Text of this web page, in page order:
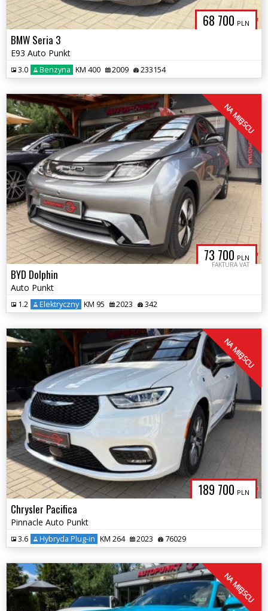
68 700 PLN
BMW Seria 3
E93 Auto Punkt
3.0 Benzyna KM 400 2009 233154
73 700 PLN
FAKTURA VAT
NA MIEJSCU
BYD Dolphin
Auto Punkt
1.2 Elektryczny KM 95 2023 342
189 700 PLN
NA MIEJSCU
Chrysler Pacifica
Pinnacle Auto Punkt
3.6 Hybryda Plug-in KM 264 2023 76029
NA MIEJSCU